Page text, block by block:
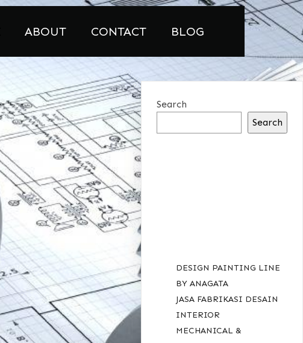
ABOUT CONTACT BLOG
Search
Search
DESIGN PAINTING LINE
BY ANAGATA
JASA FABRIKASI DESAIN
INTERIOR
MECHANICAL &